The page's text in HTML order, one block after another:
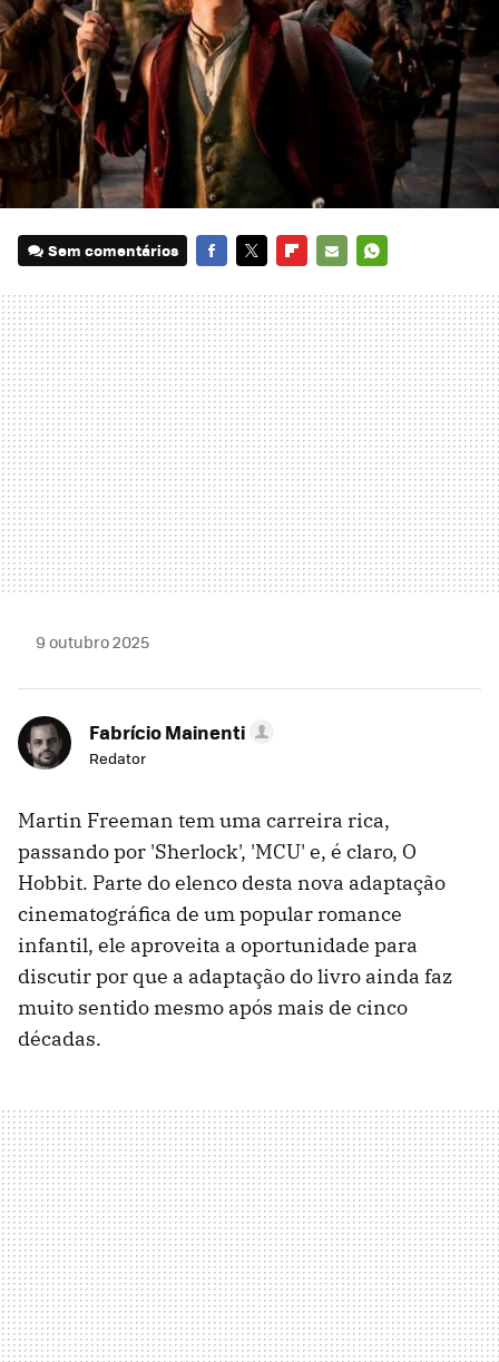
Sem comentários
MAIL
9 outubro 2025
Fabrício Mainenti
Redator
Martin Freeman tem uma carreira rica,
passando por 'Sherlock', 'MCU' e, é claro, O
Hobbit. Parte do elenco desta nova adaptação
cinematográfica de um popular romance
infantil, ele aproveita a oportunidade para
discutir por que a adaptação do livro ainda faz
muito sentido mesmo após mais de cinco
décadas.